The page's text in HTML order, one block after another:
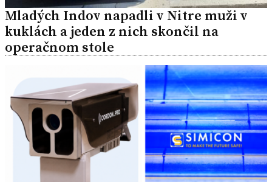
Mladých Indov napadli v Nitre muži v
kuklách a jeden z nich skončil na
operačnom stole